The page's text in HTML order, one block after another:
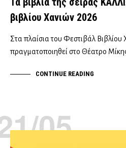
βιβλίου Χανιών 2026
Στα πλαίσια του Φεστιβάλ
πραγματοποιηθεί στο Θέατρο
CONTINUE READING
05